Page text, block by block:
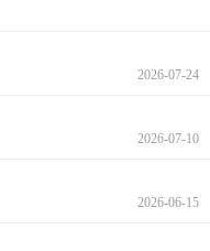
2026-07-24
2026-07-10
2026-06-15